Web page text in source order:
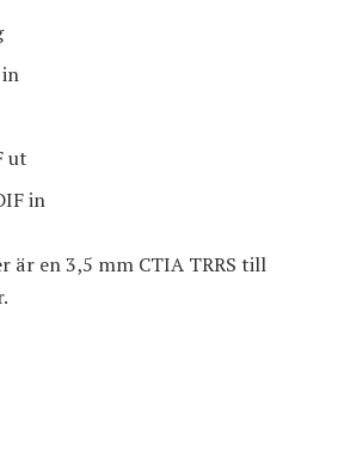
ut
in
är en 3,5 mm CTIA TRRS till